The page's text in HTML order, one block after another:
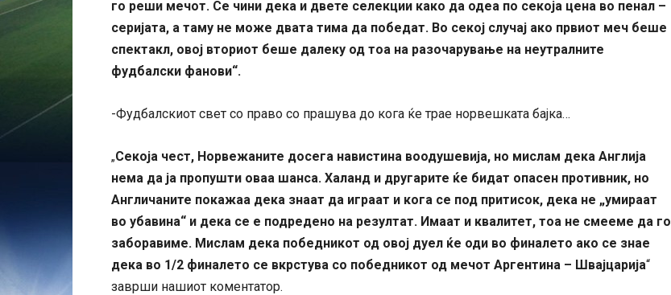
го реши мечот. Се чини дека и двете селекции како да одеа по секоја цена во пенал –
серијата, а таму не може двата тима да победат. Во секој случај ако првиот меч беше
спектакл, овој вториот беше далеку од тоа на разочарување на неутралните
фудбалски фанови“.
-Фудбалскиот свет со право со прашува до кога ќе трае норвешката бајка…
„Секоја чест, Норвежаните досега навистина воодушевија, но мислам дека Англија
нема да ја пропушти оваа шанса. Халанд и другарите ќе бидат опасен противник, но
Англичаните покажаа дека знаат да играат и кога се под притисок, дека не „умираат
во убавина“ и дека се е подредено на резултат. Имаат и квалитет, тоа не смееме да го
заборавиме. Мислам дека победникот од овој дуел ќе оди во финалето ако се знае
дека во 1/2 финалето се вкрстува со победникот од мечот Аргентина – Швајцарија“
заврши нашиот коментатор.